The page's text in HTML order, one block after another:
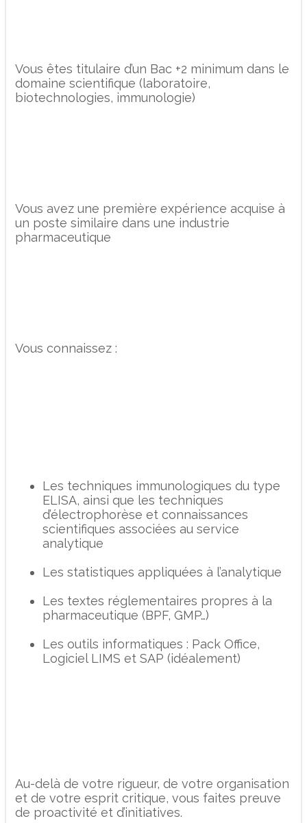
Vous êtes titulaire d’un Bac +2 minimum dans le
domaine scientifique (laboratoire,
biotechnologies, immunologie)
Vous avez une première expérience acquise à
un poste similaire dans une industrie
pharmaceutique
Vous connaissez :
Les techniques immunologiques du type
ELISA, ainsi que les techniques
d’électrophorèse et connaissances
scientifiques associées au service
analytique
Les statistiques appliquées à l’analytique
Les textes réglementaires propres à la
pharmaceutique (BPF, GMP…)
Les outils informatiques : Pack Office,
Logiciel LIMS et SAP (idéalement)
Au-delà de votre rigueur, de votre organisation
et de votre esprit critique, vous faites preuve
de proactivité et d’initiatives.